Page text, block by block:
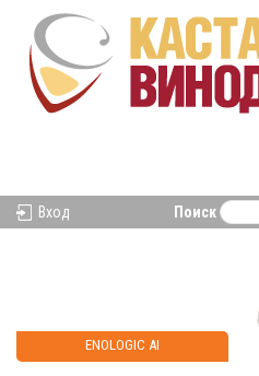
Вход Поиск
ENOLOGIC AI